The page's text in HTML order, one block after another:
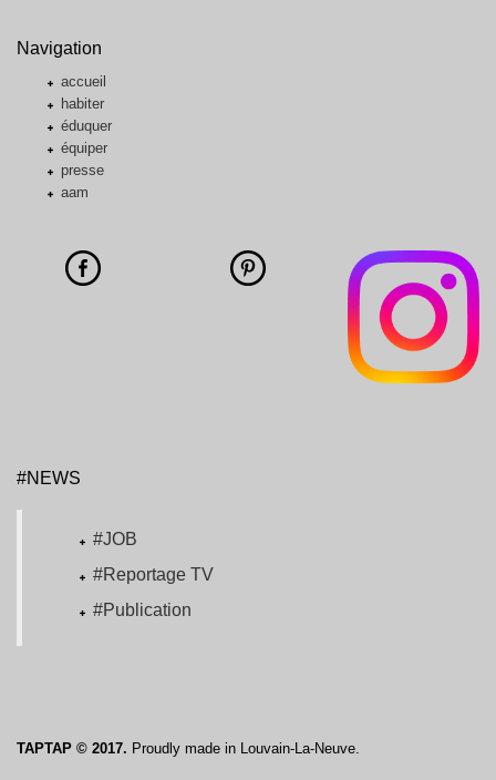
Navigation
accueil
habiter
éduquer
équiper
presse
aam
#NEWS
#JOB
#Reportage TV
#Publication
TAPTAP © 2017. Proudly made in Louvain-La-Neuve.